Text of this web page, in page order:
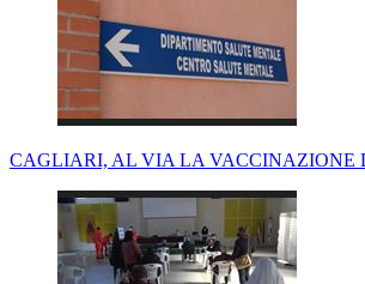
CAGLIARI, AL VIA LA VACCINAZIONE